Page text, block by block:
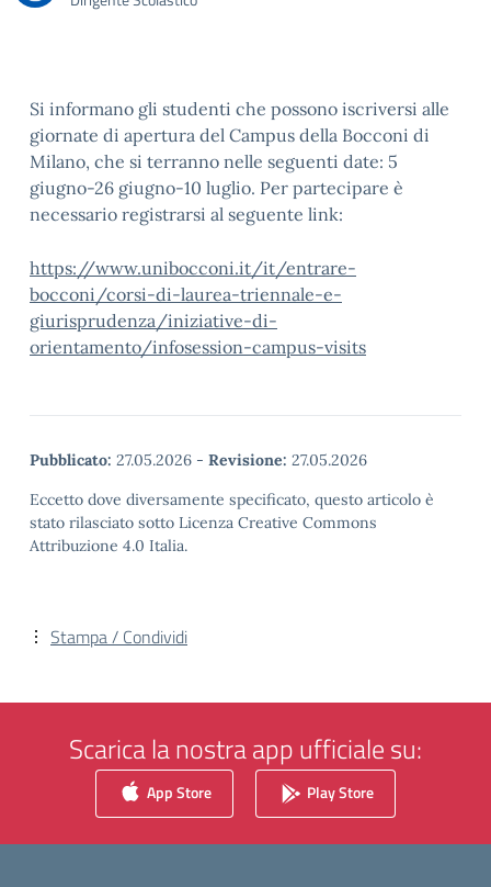
Si informano gli studenti che possono iscriversi alle
giornate di apertura del Campus della Bocconi di
Milano, che si terranno nelle seguenti date: 5
giugno-26 giugno-10 luglio. Per partecipare è
necessario registrarsi al seguente link:
https://www.unibocconi.it/it/entrare-
bocconi/corsi-di-laurea-triennale-e-
giurisprudenza/iniziative-di-
orientamento/infosession-campus-visits
Pubblicato: 27.05.2026 - Revisione: 27.05.2026
Eccetto dove diversamente specificato, questo articolo è
stato rilasciato sotto Licenza Creative Commons
Attribuzione 4.0 Italia.
Stampa / Condividi
Scarica la nostra app ufficiale su:
App Store Play Store